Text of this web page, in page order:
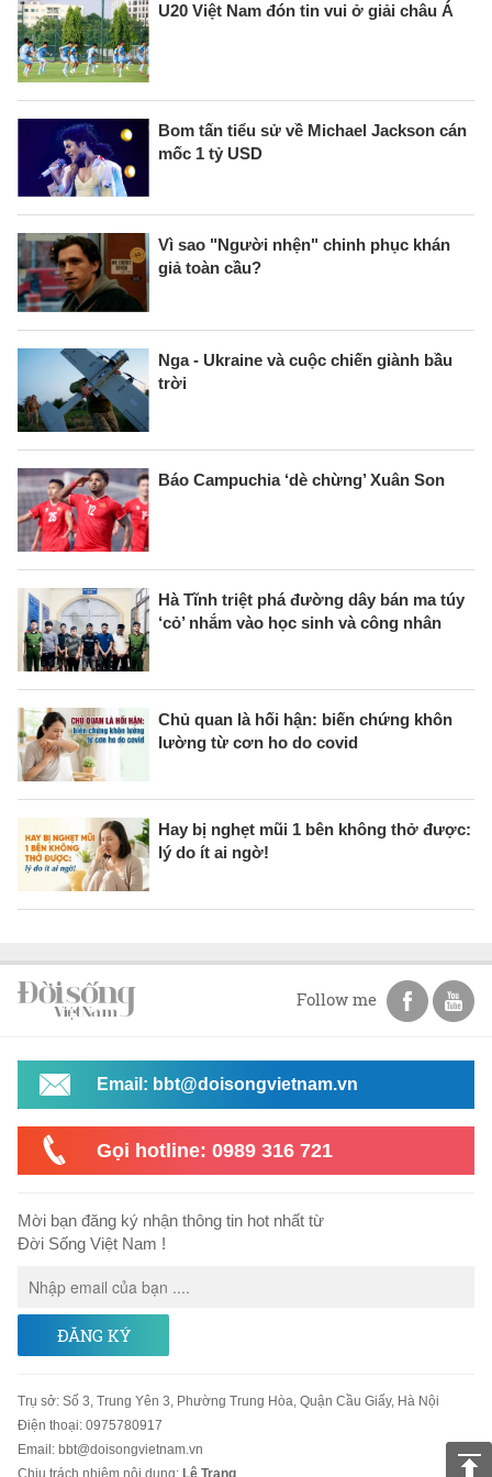
U20 Việt Nam đón tin vui ở giải châu Á
Bom tấn tiểu sử về Michael Jackson cán
mốc 1 tỷ USD
Vì sao "Người nhện" chinh phục khán
giả toàn cầu?
Nga - Ukraine và cuộc chiến giành bầu
trời
Báo Campuchia ‘dè chừng’ Xuân Son
Hà Tĩnh triệt phá đường dây bán ma túy
‘cỏ’ nhắm vào học sinh và công nhân
Chủ quan là hối hận: biến chứng khôn
lường từ cơn ho do covid
Hay bị nghẹt mũi 1 bên không thở được:
lý do ít ai ngờ!
Follow me
Email: bbt@doisongvietnam.vn
Gọi hotline: 0989 316 721
Mời bạn đăng ký nhận thông tin hot nhất từ
Đời Sống Việt Nam !
ĐĂNG KÝ
Trụ sở: Số 3, Trung Yên 3, Phường Trung Hòa, Quận Cầu Giấy, Hà Nội
Điện thoại: 0975780917
Email: bbt@doisongvietnam.vn
Chịu trách nhiệm nội dung: Lê Trang